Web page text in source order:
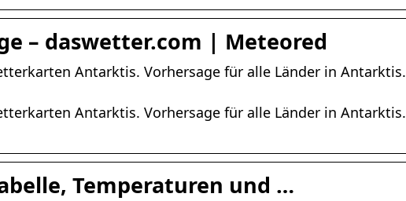
– daswetter.com | Meteored
Antarktis. Vorhersage für alle Länder in Antarktis.
Antarktis. Vorhersage für alle Länder in Antarktis.
Temperaturen und …